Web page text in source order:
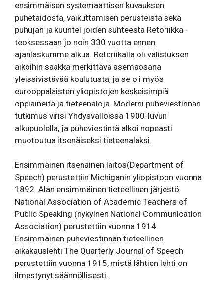
ensimmäisen systemaattisen kuvauksen
puhetaidosta, vaikuttamisen perusteista sekä
puhujan ja kuuntelijoiden suhteesta Retoriikka -
teoksessaan jo noin 330 vuotta ennen
ajanlaskumme alkua. Retoriikalla oli valistuksen
aikoihin saakka merkittävä asemaosana
yleissivistävää koulutusta, ja se oli myös
eurooppalaisten yliopistojen keskeisimpiä
oppiaineita ja tieteenaloja. Moderni puheviestinnän
tutkimus virisi Yhdysvalloissa 1900-luvun
alkupuolella, ja puheviestintä alkoi nopeasti
muotoutua itsenäiseksi tieteenalaksi.
Ensimmäinen itsenäinen laitos(Department of
Speech) perustettiin Michiganin yliopistoon vuonna
1892. Alan ensimmäinen tieteellinen järjestö
National Association of Academic Teachers of
Public Speaking (nykyinen National Communication
Association) perustettiin vuonna 1914.
Ensimmäinen puheviestinnän tieteellinen
aikakauslehti The Quarterly Journal of Speech
perustettiin vuonna 1915, mistä lähtien lehti on
ilmestynyt säännöllisesti.